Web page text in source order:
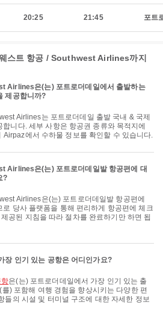
20:25 21:45 포트
스트 항공 / Southwest Airlines까지
Airlines은(는) 포트로더데일에서 출발하는
제공합니까?
니다. 세부 사항은 항공권 종류와 목적지에
Airpaz에서 수하물 정보를 확인할 수 있습니다.
Airlines은(는) 포트로더데일발 항공편에 대
?
당사 플랫폼을 통해 편리하게 항공편에 체크
공된 지침을 따라 절차를 완료하기만 하면 됩
장 인기 있는 공항은 어디인가요?
항은(는) 포트로더데일에서 가장 인기 있는 출
) 포함해 여행 경험을 향상시키는 다양한 편
들의 시설 및 터미널 구조에 대한 자세한 정보